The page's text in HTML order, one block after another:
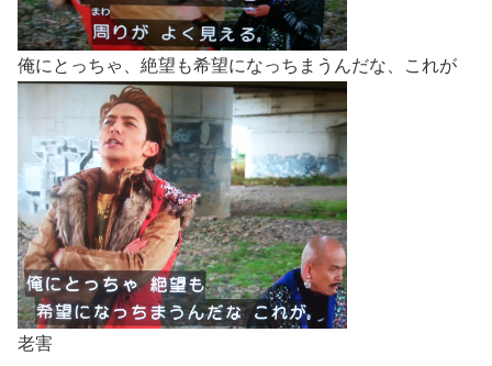
俺にとっちゃ、絶望も希望になっちまうんだな、これが
老害